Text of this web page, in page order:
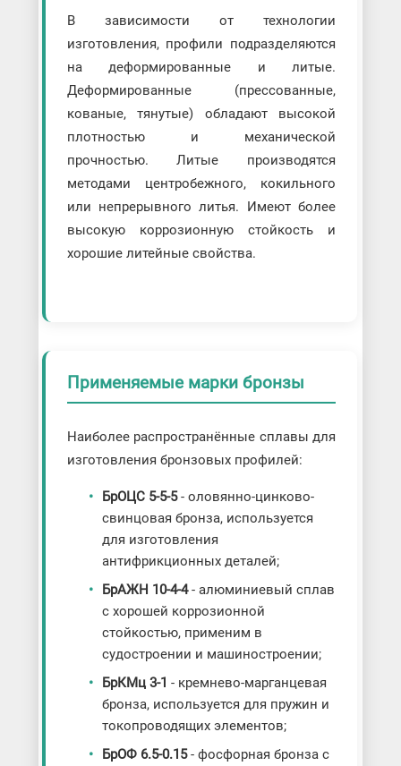
В зависимости от технологии
изготовления, профили подразделяются
на деформированные и литые.
Деформированные (прессованные,
кованые, тянутые) обладают высокой
плотностью и механической
прочностью. Литые производятся
методами центробежного, кокильного
или непрерывного литья. Имеют более
высокую коррозионную стойкость и
хорошие литейные свойства.
Применяемые марки бронзы
Наиболее распространённые сплавы для
изготовления бронзовых профилей:
БрОЦС 5-5-5- оловянно-цинково-
свинцовая бронза, используется
для изготовления
антифрикционных деталей;
БрАЖН 10-4-4- алюминиевый сплав
с хорошей коррозионной
стойкостью, применим в
судостроении и машиностроении;
БрКМц 3-1 - кремнево-марганцевая
бронза, используется для пружин и
токопроводящих элементов;
БрОФ 6.5-0.15- фосфорная бронза с